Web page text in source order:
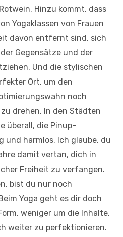
Hinzu kommt, dass
Yogaklassen von Frauen
davon entfernt sind, sich
Gegensätze und der
Und die stylischen
Ort, um den
noch
drehen. In den Städten
überall, die Pinup-
und harmlos. Ich glaube, du
damit vertan, dich in
Freiheit zu verfangen.
bist du nur noch
Yoga geht es dir doch
weniger um die Inhalte.
weiter zu perfektionieren.